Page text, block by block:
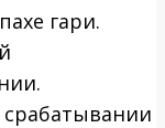
гари.